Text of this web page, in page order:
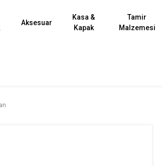
Aksesuar
Kasa &
Kapak
Tamir
Malzemesi